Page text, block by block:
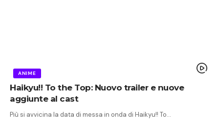
ANIME
Haikyu!! To the Top: Nuovo trailer e nuove
aggiunte al cast
Più si avvicina la data di messa in onda di Haikyu!! To…